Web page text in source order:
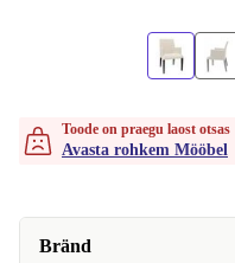
Toode on praegu laost otsas
Avasta rohkem Mööbel
Bränd